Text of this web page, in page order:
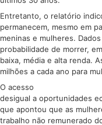
Entretanto, o relatório
permanecem, mesmo em
meninas e mulheres.
probabilidade de morrer,
baixa, média e alta renda.
milhões a cada ano para
O acesso
desigual a oportunidades
que apontou que as
trabalho não remunerado